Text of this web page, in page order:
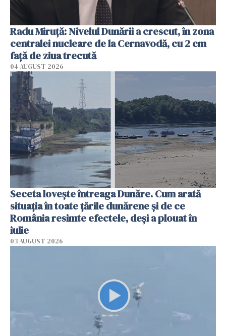
Radu Miruţă: Nivelul Dunării a crescut, în zona
centralei nucleare de la Cernavodă, cu 2 cm
faţă de ziua trecută
04 AUGUST 2026
Seceta lovește întreaga Dunăre. Cum arată
situația în toate țările dunărene și de ce
România resimte efectele, deși a plouat în
iulie
03 AUGUST 2026